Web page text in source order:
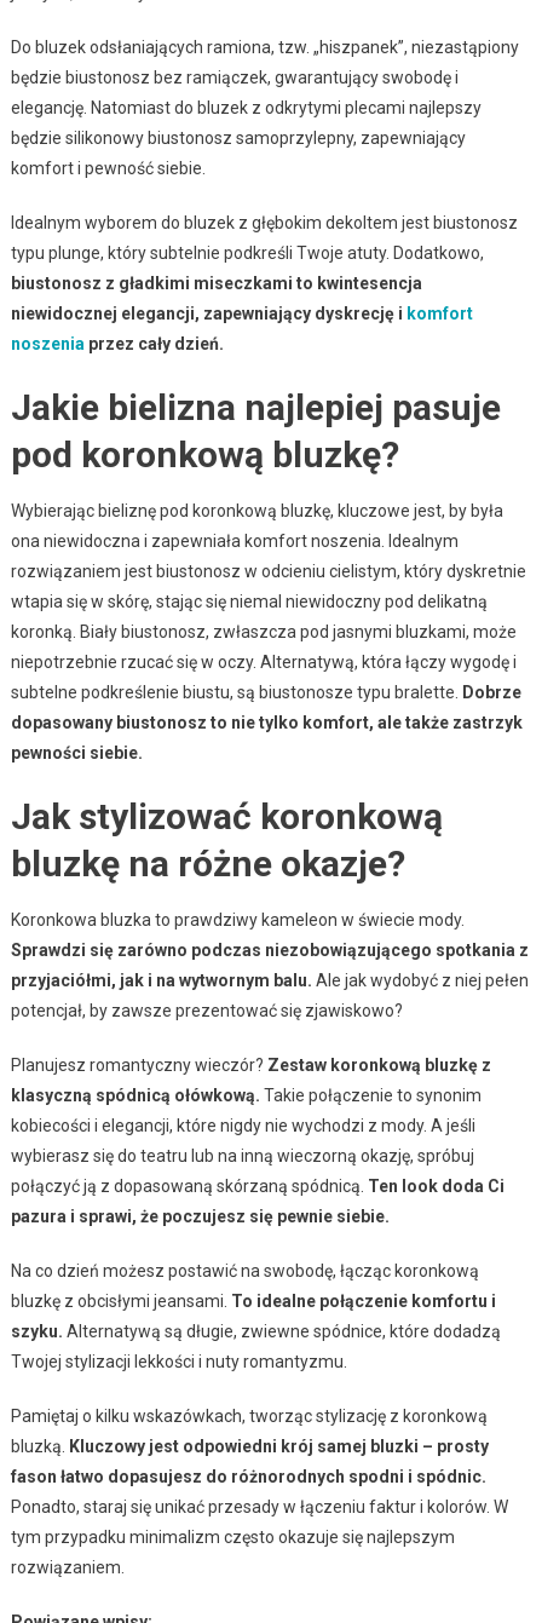
Do bluzek odsłaniających ramiona, tzw. „hiszpanek”, niezastąpiony
będzie biustonosz bez ramiączek, gwarantujący swobodę i
elegancję. Natomiast do bluzek z odkrytymi plecami najlepszy
będzie silikonowy biustonosz samoprzylepny, zapewniający
komfort i pewność siebie.
Idealnym wyborem do bluzek z głębokim dekoltem jest biustonosz
typu plunge, który subtelnie podkreśli Twoje atuty. Dodatkowo,
biustonosz z gładkimi miseczkami to kwintesencja
niewidocznej elegancji, zapewniający dyskrecję i komfort
noszenia przez cały dzień.
Jakie bielizna najlepiej pasuje
pod koronkową bluzkę?
Wybierając bieliznę pod koronkową bluzkę, kluczowe jest, by była
ona niewidoczna i zapewniała komfort noszenia. Idealnym
rozwiązaniem jest biustonosz w odcieniu cielistym, który dyskretnie
wtapia się w skórę, stając się niemal niewidoczny pod delikatną
koronką. Biały biustonosz, zwłaszcza pod jasnymi bluzkami, może
niepotrzebnie rzucać się w oczy. Alternatywą, która łączy wygodę i
subtelne podkreślenie biustu, są biustonosze typu bralette.
Dobrze
dopasowany biustonosz to nie tylko komfort, ale także zastrzyk
pewności siebie.
Jak stylizować koronkową
bluzkę na różne okazje?
Koronkowa bluzka to prawdziwy kameleon w świecie mody.
Sprawdzi się zarówno podczas niezobowiązującego spotkania z
przyjaciółmi, jak i na wytwornym balu. Ale jak wydobyć z niej pełen
potencjał, by zawsze prezentować się zjawiskowo?
Planujesz romantyczny wieczór? Zestaw koronkową bluzkę z
klasyczną spódnicą ołówkową. Takie połączenie to synonim
kobiecości i elegancji, które nigdy nie wychodzi z mody. A jeśli
wybierasz się do teatru lub na inną wieczorną okazję, spróbuj
połączyć ją z dopasowaną skórzaną spódnicą. Ten look doda Ci
pazura i sprawi, że poczujesz się pewnie siebie.
Na co dzień możesz postawić na swobodę, łącząc koronkową
bluzkę z obcisłymi jeansami. To idealne połączenie komfortu i
szyku. Alternatywą są długie, zwiewne spódnice, które dodadzą
Twojej stylizacji lekkości i nuty romantyzmu.
Pamiętaj o kilku wskazówkach, tworząc stylizację z koronkową
bluzką.
Kluczowy jest odpowiedni krój samej bluzki – prosty
fason łatwo dopasujesz do różnorodnych spodni i spódnic.
Ponadto, staraj się unikać przesady w łączeniu faktur i kolorów. W
tym przypadku minimalizm często okazuje się najlepszym
rozwiązaniem.